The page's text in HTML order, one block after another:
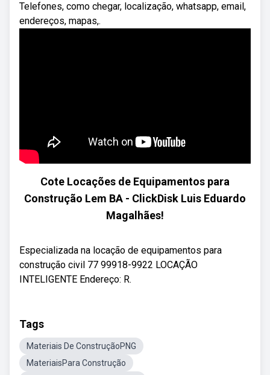
Telefones, como chegar, localização, whatsapp, email,
endereços, mapas,.
Cote Locações de Equipamentos para
Construção Lem BA - ClickDisk Luis Eduardo
Magalhães!
Especializada na locação de equipamentos para
construção civil 77 99918-9922 LOCAÇÃO
INTELIGENTE Endereço: R.
Tags
Materiais De ConstruçãoPNG
MateriaisPara Construção